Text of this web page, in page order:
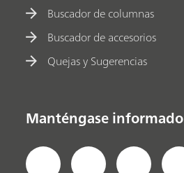
Buscador de columnas
Buscador de accesorios
Quejas y Sugerencias
Manténgase informado